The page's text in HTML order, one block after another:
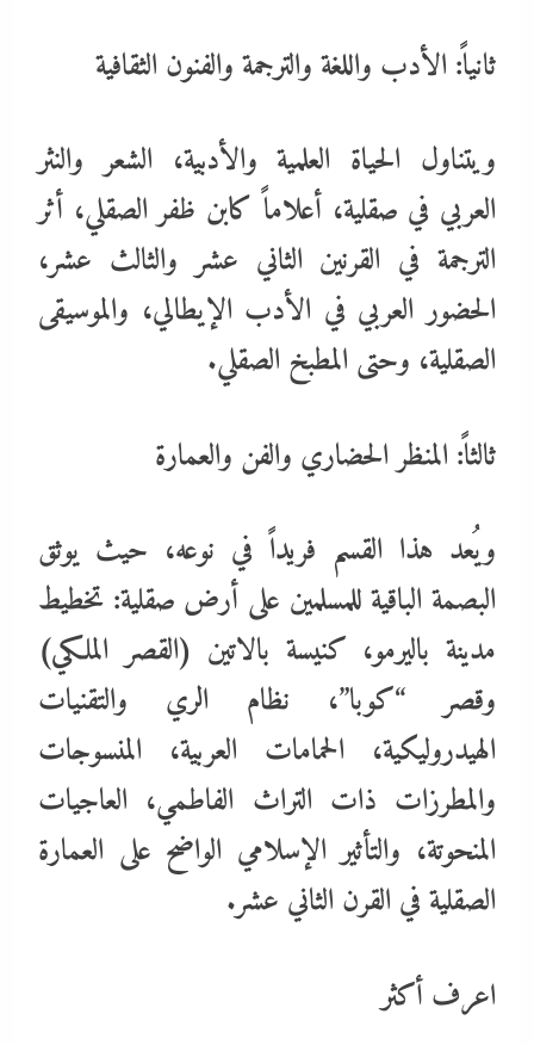
ثانياً: الأدب واللغة والترجمة والفنون الثقافية
ويتناول الحياة العلمية والأدبية، الشعر والنثر
العربي في صقلية، أعلاماً كابن ظفر الصقلي، أثر
الترجمة في القرنين الثاني عشر والثالث عشر،
الحضور العربي في الأدب الإيطالي، والموسيقى
الصقلية، وحتى المطبخ الصقلي.
ثالثاً: المنظر الحضاري والفن والعمارة
ويُعد هذا القسم فريداً في نوعه، حيث يوثق
البصمة الباقية للمسلمين على أرض صقلية: تخطيط
مدينة باليرمو، كنيسة بالاتين (القصر الملكي)
وقصر “كوبا”، نظام الري والتقنيات
الهيدروليكية، الحمامات العربية، المنسوجات
والمطرزات ذات التراث الفاطمي، العاجيات
المنحوتة، والتأثير الإسلامي الواضح على العمارة
الصقلية في القرن الثاني عشر.
اعرف أكثر